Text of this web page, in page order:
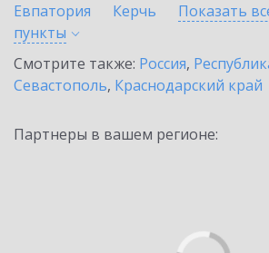
Евпатория
Керчь
Показать
пункты
Смотрите также: Россия,
Севастополь, Краснодарский край
Партнеры в вашем регионе: